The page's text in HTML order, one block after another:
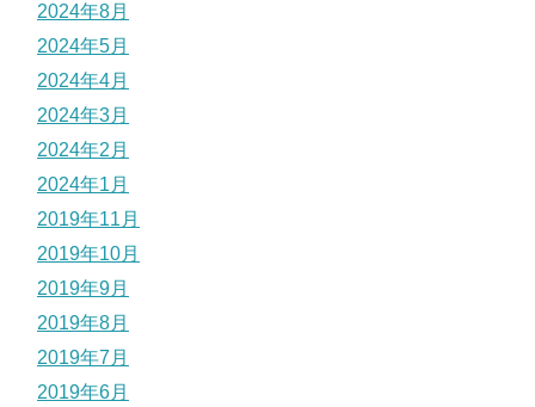
2024年8月
2024年5月
2024年4月
2024年3月
2024年2月
2024年1月
2019年11月
2019年10月
2019年9月
2019年8月
2019年7月
2019年6月